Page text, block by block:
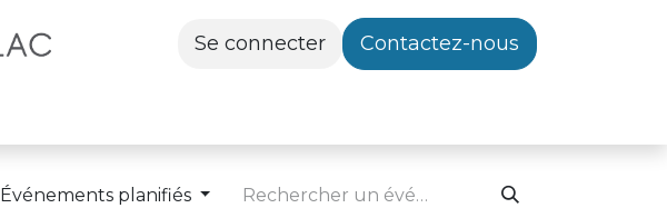
Se connecter Contactez-nous
Événements planifiés